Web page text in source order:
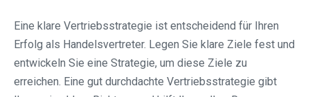
Eine klare Vertriebsstrategie ist entscheidend für Ihren
Erfolg als Handelsvertreter. Legen Sie klare Ziele fest und
entwickeln Sie eine Strategie, um diese Ziele zu
erreichen. Eine gut durchdachte Vertriebsstrategie gibt